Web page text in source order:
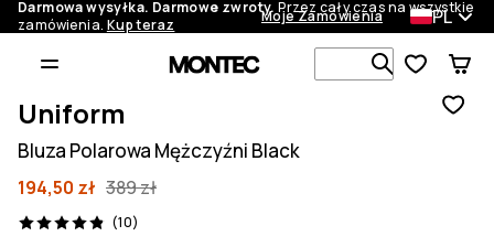
Darmowa wysyłka. Darmowe zwroty. Przez cały czas na wszystkie
zamówienia. Kup teraz Moje Zamówienia PL
Szukaj w 1
Uniform
Bluza Polarowa Mężczyźni Black
194,50 zł 389 zł
(10)
10 recenzje, 4.9/5